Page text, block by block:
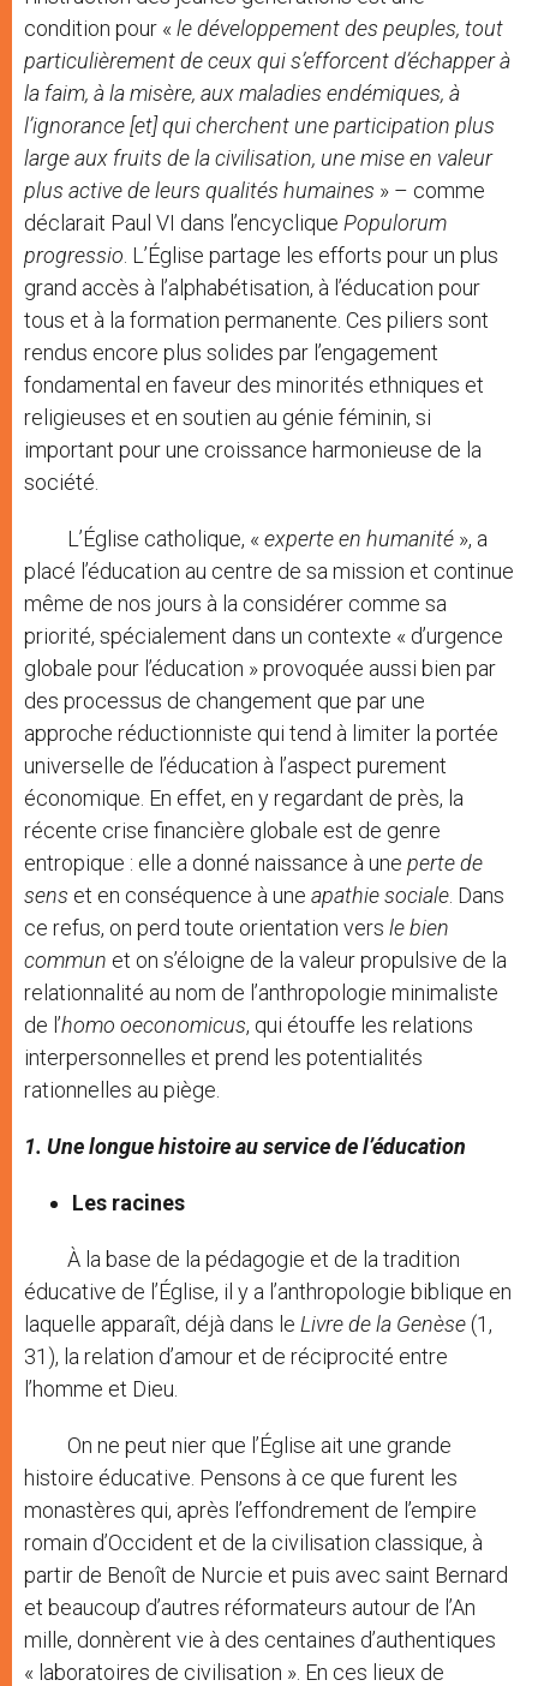
condition pour « le développement des peuples, tout
particulièrement de ceux qui s’efforcent d’échapper à
la faim, à la misère, aux maladies endémiques, à
l’ignorance [et] qui cherchent une participation plus
large aux fruits de la civilisation, une mise en valeur
plus active de leurs qualités humaines » – comme
déclarait Paul VI dans l’encyclique Populorum
progressio . L’Église partage les efforts pour un plus
grand accès à l’alphabétisation, à l’éducation pour
tous et à la formation permanente. Ces piliers sont
rendus encore plus solides par l’engagement
fondamental en faveur des minorités ethniques et
religieuses et en soutien au génie féminin, si
important pour une croissance harmonieuse de la
société.
L’Église catholique, « experte en humanité », a
placé l’éducation au centre de sa mission et continue
même de nos jours à la considérer comme sa
priorité, spécialement dans un contexte « d’urgence
globale pour l’éducation » provoquée aussi bien par
des processus de changement que par une
approche réductionniste qui tend à limiter la portée
universelle de l’éducation à l’aspect purement
économique. En effet, en y regardant de près, la
récente crise financière globale est de genre
entropique : elle a donné naissance à une perte de
sens et en conséquence à une apathie sociale . Dans
ce refus, on perd toute orientation vers le bien
commun et on s’éloigne de la valeur propulsive de la
relationnalité au nom de l’anthropologie minimaliste
de l’homo oeconomicus, qui étouffe les relations
interpersonnelles et prend les potentialités
rationnelles au piège.
1. Une longue histoire au service de l’éducation
Les racines
À la base de la pédagogie et de la tradition
éducative de l’Église, il y a l’anthropologie biblique en
laquelle apparaît, déjà dans le Livre de la Genèse (1,
31), la relation d’amour et de réciprocité entre
l’homme et Dieu.
On ne peut nier que l’Église ait une grande
histoire éducative. Pensons à ce que furent les
monastères qui, après l’effondrement de l’empire
romain d’Occident et de la civilisation classique, à
partir de Benoît de Nurcie et puis avec saint Bernard
et beaucoup d’autres réformateurs autour de l’An
mille, donnèrent vie à des centaines d’authentiques
« laboratoires de civilisation ». En ces lieux de